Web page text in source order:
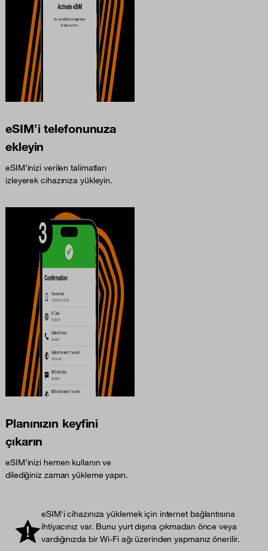
eSIM’i telefonunuza
ekleyin
eSIM’inizi verilen talimatları
izleyerek cihazınıza yükleyin.
Planınızın keyfini
çıkarın
eSIM’inizi hemen kullanın ve
dilediğiniz zaman yükleme yapın.
eSIM'i cihazınıza yüklemek için internet bağlantısına
ihtiyacınız var. Bunu yurt dışına çıkmadan önce veya
vardığınızda bir Wi-Fi ağı üzerinden yapmanız önerilir.